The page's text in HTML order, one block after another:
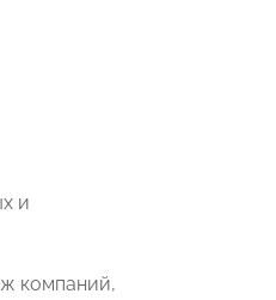
и
компаний,